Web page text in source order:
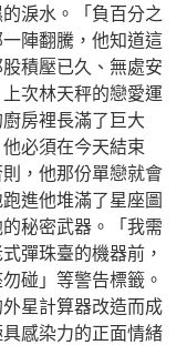
淚水。「負百分之
陣翻騰，他知道這
積壓已久、無處安
次林天秤的戀愛運
房裡長滿了巨大
必須在今天結束
，他那份單戀就會
進他堆滿了星座圖
秘密武器。「我需
彈珠臺的機器前，
碰」等警告標籤。
星計算器改造而成
感染力的正面情緒